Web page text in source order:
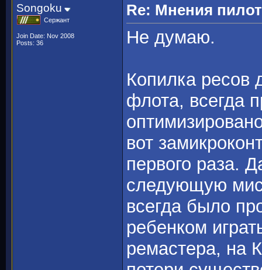
Songoku
Сержант
Join Date: Nov 2008
Posts: 36
Re: Мнения
Не думаю.
Копилка ресов
флота, всегда
вот
первого раза.
следующую
всегда было
ребенком
ремастера, на